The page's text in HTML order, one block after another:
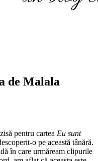
de Malala
pentru cartea Eu sunt
o pe această tânără.
în care urmăream clipurile